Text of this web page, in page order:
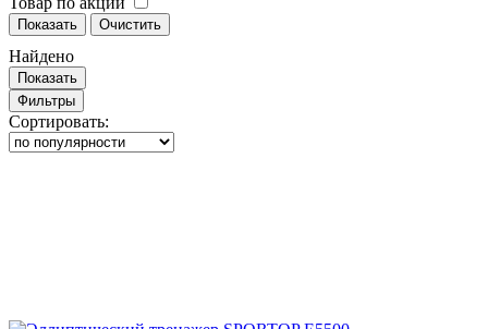
Показать Очистить
Найдено
Показать
Фильтры
Сортировать: